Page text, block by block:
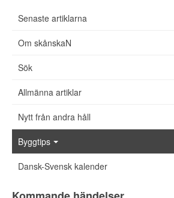
Senaste artiklarna
Om skånskaN
Sök
Allmänna artiklar
Nytt från andra håll
Byggtips
Dansk-Svensk kalender